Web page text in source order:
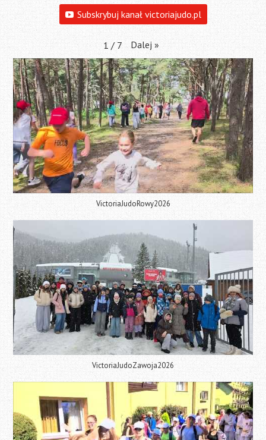
Subskrybuj kanał victoriajudo.pl
1 / 7 Dalej »
VictoriaJudoRowy2026
VictoriaJudoZawoja2026